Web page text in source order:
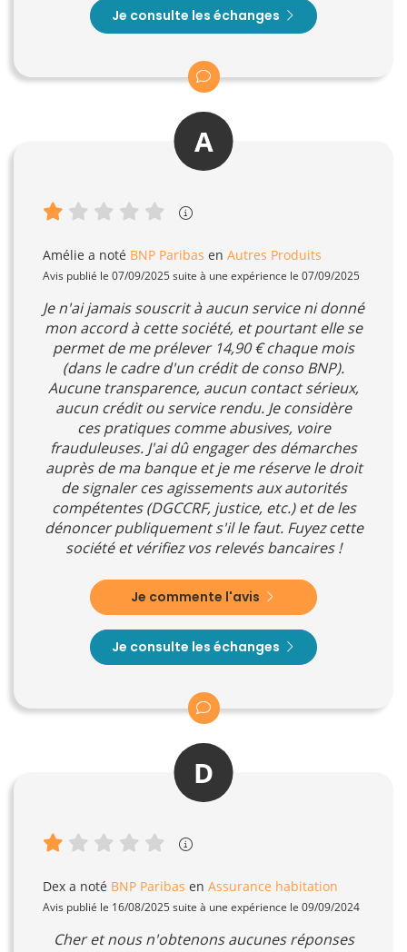
Je consulte les échanges
A
Amélie a noté BNP Paribas en Autres Produits
Avis publié le 07/09/2025 suite à une expérience le 07/09/2025
Je n'ai jamais souscrit à aucun service ni donné
mon accord à cette société, et pourtant elle se
permet de me prélever 14,90 € chaque mois
(dans le cadre d'un crédit de conso BNP).
Aucune transparence, aucun contact sérieux,
aucun crédit ou service rendu. Je considère
ces pratiques comme abusives, voire
frauduleuses. J'ai dû engager des démarches
auprès de ma banque et je me réserve le droit
de signaler ces agissements aux autorités
compétentes (DGCCRF, justice, etc.) et de les
dénoncer publiquement s'il le faut. Fuyez cette
société et vérifiez vos relevés bancaires !
Je commente l'avis
Je consulte les échanges
D
Dex a noté BNP Paribas en Assurance habitation
Avis publié le 16/08/2025 suite à une expérience le 09/09/2024
Cher et nous n'obtenons aucunes réponses